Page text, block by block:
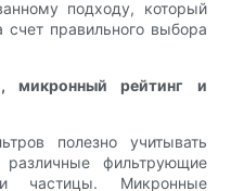
подходу, который
счет правильного выбора
микронный рейтинг и
полезно учитывать
фильтрующие
частицы. Микронные